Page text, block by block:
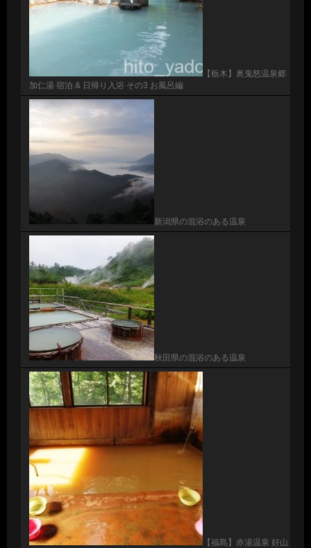
【栃木】奥鬼怒温泉郷
加仁湯 宿泊 & 日帰り入浴 その3 お風呂編
新潟県の混浴のある温泉
秋田県の混浴のある温泉
【福島】赤湯温泉 好山